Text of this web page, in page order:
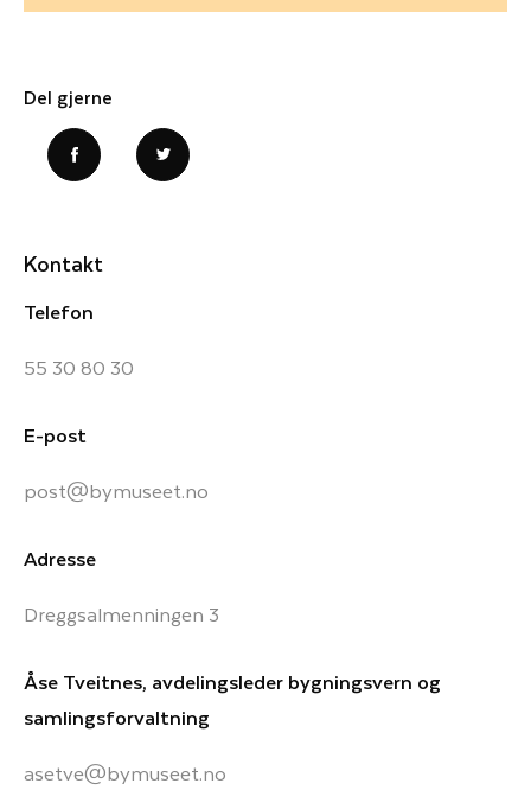
Del gjerne
Kontakt
Telefon
55 30 80 30
E-post
post@bymuseet.no
Adresse
Dreggsalmenningen 3
Åse Tveitnes, avdelingsleder bygningsvern og
samlingsforvaltning
asetve@bymuseet.no